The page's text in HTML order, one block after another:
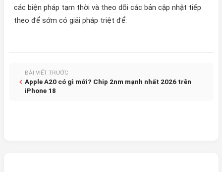
các biện pháp tạm thời và theo dõi các bản cập nhật tiếp
theo để sớm có giải pháp triệt để.
BÀI VIẾT TRƯỚC
Apple A20 có gì mới? Chip 2nm mạnh nhất 2026 trên
iPhone 18